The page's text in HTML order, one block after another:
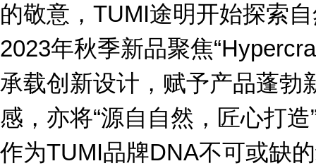
的敬意，TUMI途明开始探索
2023年秋季新品聚焦
承载创新设计，赋予产品蓬勃
感，亦将“源自自然，匠心打
作为TUMI品牌DNA不可或缺